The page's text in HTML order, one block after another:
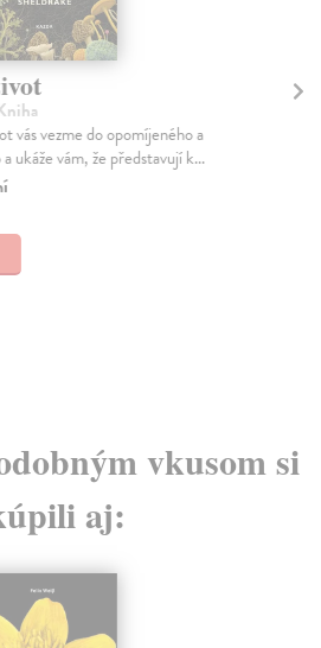
vás vezme do opomíjeného a
ukáže vám, že představují k...
vkusom si
aj: